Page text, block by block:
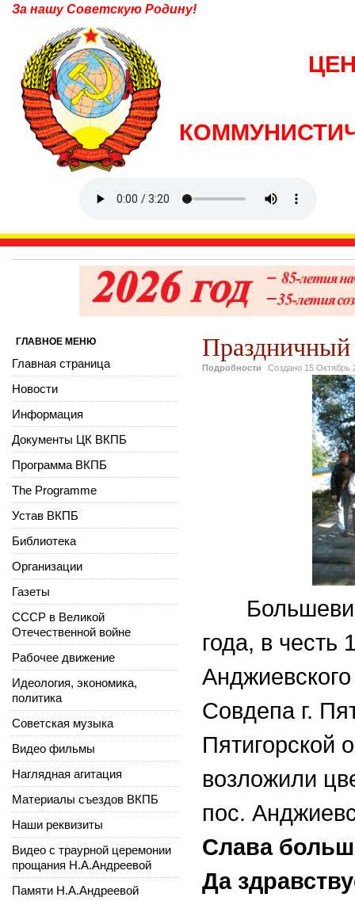
За нашу Советскую Родину!
Подробности Создано 15 Октябрь
года, в
Совдепа г.
Пятигорской
возложили
пос.
Слава
Да
ГЛАВНОЕ МЕНЮ
Главная страница
Новости
Информация
Документы ЦК ВКПБ
Программа ВКПБ
The Programme
Устав ВКПБ
Библиотека
Организации
Газеты
СССР в Великой
Отечественной войне
Рабочее движение
Идеология, экономика,
политика
Советская музыка
Видео фильмы
Наглядная агитация
Материалы съездов ВКПБ
Наши реквизиты
Видео с траурной церемонии
прощания Н.А.Андреевой
Памяти Н.А.Андреевой